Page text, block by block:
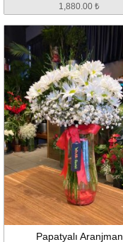
1,880.00 ₺
Papatyalı Aranjman